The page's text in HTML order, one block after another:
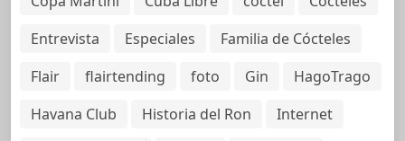
Entrevista
Especiales
Familia de Cócteles
Flair
flairtending foto Gin
HagoTrago
Havana Club
Historia del Ron
Internet